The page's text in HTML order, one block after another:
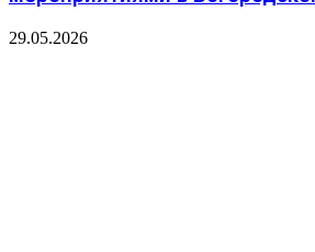
29.05.2026